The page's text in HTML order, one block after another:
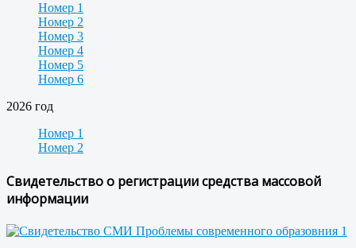
Номер 1
Номер 2
Номер 3
Номер 4
Номер 5
Номер 6
2026 год
Номер 1
Номер 2
Свидетельство о регистрации средства массовой
информации